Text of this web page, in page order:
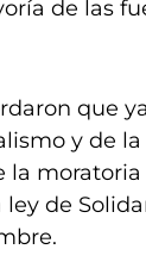
de las
que
y de
la moratoria
de